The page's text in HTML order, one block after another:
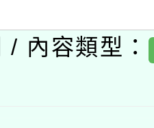
講師名單
與教學軟
內容類型：